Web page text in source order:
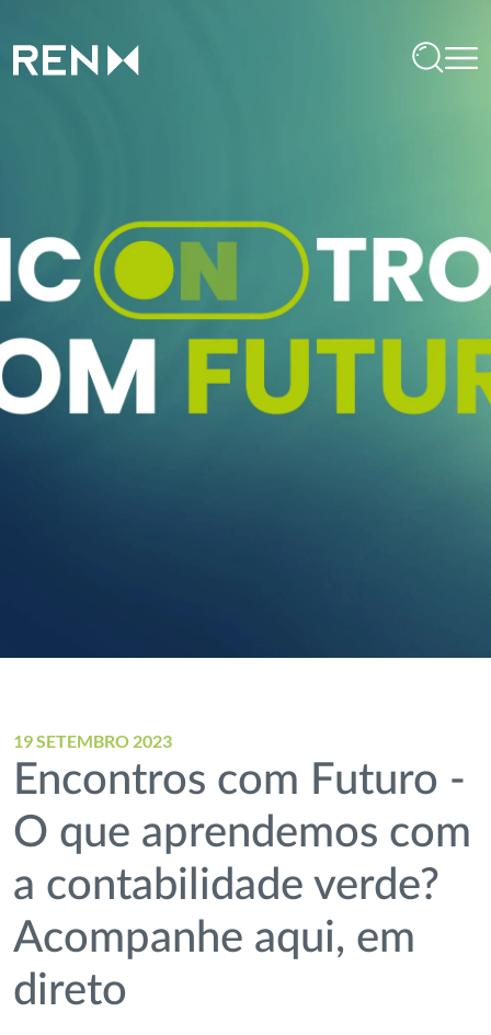
19 SETEMBRO 2023
Encontros com Futuro -
O que aprendemos com
a contabilidade verde?
Acompanhe aqui, em
direto